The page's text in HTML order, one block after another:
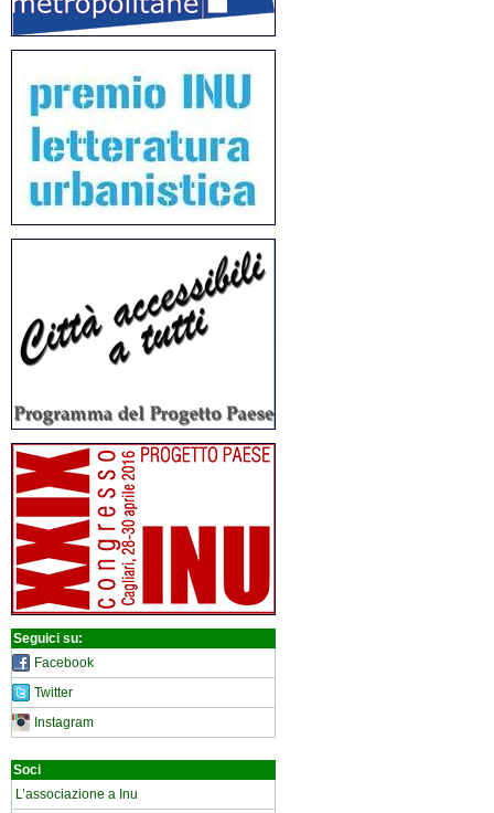
Seguici su:
Facebook
Twitter
Instagram
Soci
L’associazione a Inu